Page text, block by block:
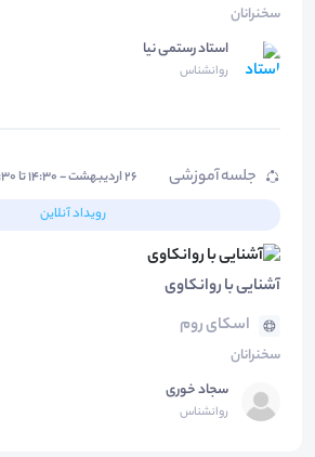
سخنرانان
استاد رستمی نیا
روانشناس
جلسه آموزشی
۲۶ اردیبهشت - ۱۴:۳۰ تا ۱۶:۳۰
رویداد آنلاین
آشنایی با روانکاوی
اسکای روم
سخنرانان
سجاد خوری
روانشناس